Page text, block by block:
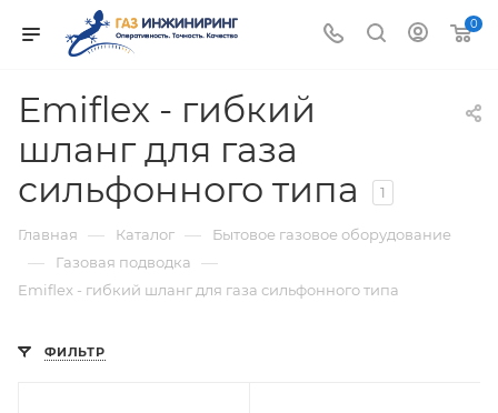
0
Emiflex - гибкий
шланг для газа
сильфонного типа
1
Главная — Каталог — Бытовое газовое оборудование
— Газовая подводка —
Emiflex - гибкий шланг для газа сильфонного типа
ФИЛЬТР